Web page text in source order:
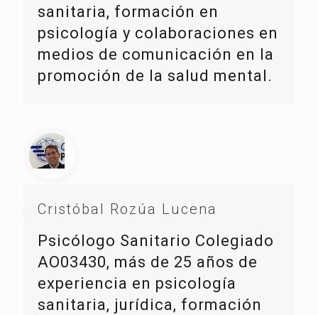
sanitaria, formación en
psicología y colaboraciones en
medios de comunicación en la
promoción de la salud mental.
Cristóbal Rozúa Lucena
Psicólogo Sanitario Colegiado
AO03430, más de 25 años de
experiencia en psicología
sanitaria, jurídica, formación